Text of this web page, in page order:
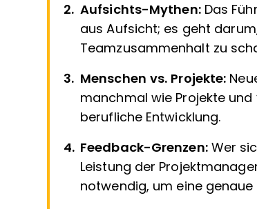
Aufsichts-Mythen: Das
aus Aufsicht; es geht
Teamzusammenhalt zu
Menschen vs. Projekte:
manchmal wie Projekte
berufliche Entwicklung.
Feedback-Grenzen: Wer
Leistung der
notwendig, um eine